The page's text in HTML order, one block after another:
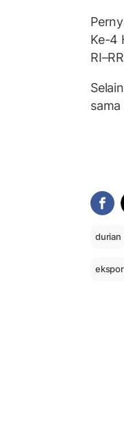
Ke-4
durian